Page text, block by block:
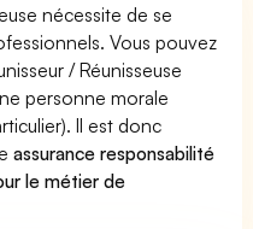
nécessite de se
Vous pouvez
/ Réunisseuse
personne morale
Il est donc
assurance responsabilité
le métier de